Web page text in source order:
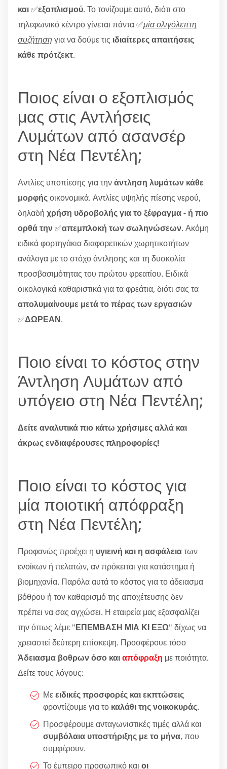
και✅εξοπλισμού. Το τονίζουμε αυτό, διότι στο
τηλεφωνικό κέντρο γίνεται πάντα ✅μία ολιγόλεπτη
συζήτησηγια να δούμε τις ιδιαίτερες απαιτήσεις
κάθε πρότζεκτ.
Ποιος είναι ο εξοπλισμός
μας στις Αντλήσεις
Λυμάτων από ασανσέρ
στη Νέα Πεντέλη;
Αντλίες υποπίεσης για τηνάντληση λυμάτων κάθε
μορφήςοικονομικά. Αντλίες υψηλής πίεσης νερού,
δηλαδή χρήση υδροβολής για το ξέφραγμα - ή πιο
ορθά την✅απεμπλοκή των σωληνώσεων. Ακόμη
ειδικά φορτηγάκια διαφορετικών χωρητικοτήτων
ανάλογα με το στόχο άντλησης και τη δυσκολία
προσβασιμότητας του πρώτου φρεατίου. Ειδικά
οικολογικά καθαριστικά για τα φρεάτια, διότι σας τα
απολυμαίνουμε μετά το πέρας των εργασιών
✅ΔΩΡΕΑΝ.
Ποιο είναι το κόστος στην
Άντληση Λυμάτων από
υπόγειο στη Νέα Πεντέλη;
Δείτε αναλυτικά πιο κάτω χρήσιμες αλλά και
άκρως ενδιαφέρουσες πληροφορίες!
Ποιο είναι το κόστος για
μία ποιοτική απόφραξη
στη Νέα Πεντέλη;
Προφανώς προέχει η υγιεινή και η ασφάλειατων
ενοίκων ή πελατών, αν πρόκειται για κατάστημα ή
βιομηχανία. Παρόλα αυτά το κόστος για το άδειασμα
βόθρου ή τον καθαρισμό της αποχέτευσης δεν
πρέπει να σας αγχώσει. Η εταιρεία μας εξασφαλίζει
την όπως λέμε "ΕΠΕΜΒΑΣΗ ΜΙΑ ΚΙ ΕΞΩ" δίχως να
χρειαστεί δεύτερη επίσκεψη. Προσφέρουε τόσο
Άδειασμα βοθρων όσο καιαπόφραξη με ποιότητα.
Δείτε τους λόγους:
Μεειδικές προσφορές και εκπτώσεις
φροντίζουμε για το καλάθι της νοικοκυράς.
Προσφέρουμε ανταγωνιστικές τιμές αλλά και
συμβόλαια υποστήριξης με το μήνα, που
συμφέρουν.
Το έμπειρο προσωπικό και οι